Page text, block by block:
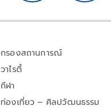
กรองสถานการณ์
วาไรตี้
กีฬา
ท่องเที่ยว – ศิลปวัฒนธรรม